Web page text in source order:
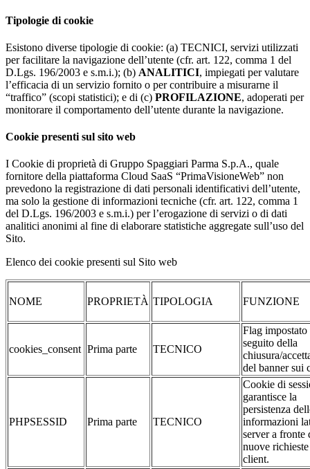
Tipologie di cookie
Esistono diverse tipologie di cookie: (a) TECNICI, servizi utilizzati
per facilitare la navigazione dell’utente (cfr. art. 122, comma 1 del
D.Lgs. 196/2003 e s.m.i.); (b) ANALITICI, impiegati per valutare
l’efficacia di un servizio fornito o per contribuire a misurarne il
“traffico” (scopi statistici); e di (c) PROFILAZIONE, adoperati per
monitorare il comportamento dell’utente durante la navigazione.
Cookie presenti sul sito web
I Cookie di proprietà di Gruppo Spaggiari Parma S.p.A., quale
fornitore della piattaforma Cloud SaaS “PrimaVisioneWeb” non
prevedono la registrazione di dati personali identificativi dell’utente,
ma solo la gestione di informazioni tecniche (cfr. art. 122, comma 1
del D.Lgs. 196/2003 e s.m.i.) per l’erogazione di servizi o di dati
analitici anonimi al fine di elaborare statistiche aggregate sull’uso del
Sito.
Elenco dei cookie presenti sul Sito web
NOME PROPRIETÀ TIPOLOGIA FUNZIONE
cookies_consent Prima parte TECNICO
Flag impostato
seguito della
chiusura/
del banner sui
PHPSESSID Prima parte TECNICO
Cookie di
garantisce la
persistenza
informazioni
server a fronte
nuove
client.